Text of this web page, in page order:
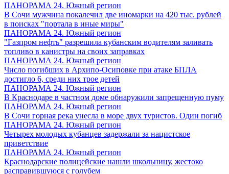
ПАНОРАМА 24. Южный регион
В Сочи мужчина покалечил две иномарки на 420 тыс. рублей
в поисках "портала в иные миры"
ПАНОРАМА 24. Южный регион
"Газпром нефть" разрешила кубанским водителям заливать
топливо в канистры на своих заправках
ПАНОРАМА 24. Южный регион
Число погибших в Архипо-Осиповке при атаке БПЛА
достигло 6, среди них трое детей
ПАНОРАМА 24. Южный регион
В Краснодаре в частном доме обнаружили запрещенную пуму
ПАНОРАМА 24. Южный регион
В Сочи горная река унесла в море двух туристов. Один погиб
ПАНОРАМА 24. Южный регион
Четырех молодых кубанцев задержали за нацистское
приветствие
ПАНОРАМА 24. Южный регион
Краснодарские полицейские нашли школьницу, жестоко
расправившуюся с голубем